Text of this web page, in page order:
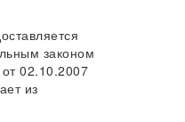
законом
02.10.2007
из